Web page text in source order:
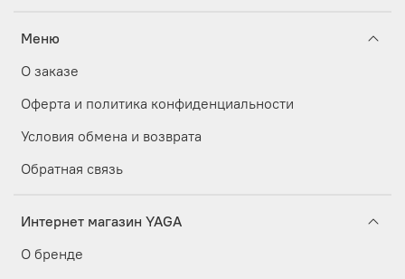
Меню
О заказе
Оферта и политика конфиденциальности
Условия обмена и возврата
Обратная связь
Интернет магазин YAGA
О бренде